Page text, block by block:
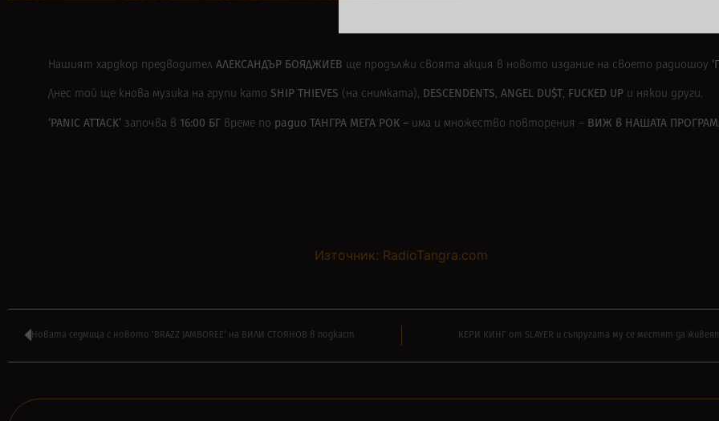
Нашият хардкор предводител АЛЕКСАНДЪР БОЯДЖИЕВ ще продължи своята акция в новото издание на своето радиошоу
Днес той ще kнова музика на групи като SHIP THIEVES (на снимката), DESCENDENTS, ANGEL DU$T, FUCKED UP и някои други.
‘PANIC ATTACK’ започва в 16:00 БГ време по радио ТАНГРА МЕГА РОК – има и множество повторения – ВИЖ в НАШАТА
Източник: RadioTangra.com
Новата седмица с новото ‘BRAZZ JAMBOREE’ на ВИЛИ СТОЯНОВ в подкаст КЕРИ КИНГ от SLAYER и съпругата му се местят да